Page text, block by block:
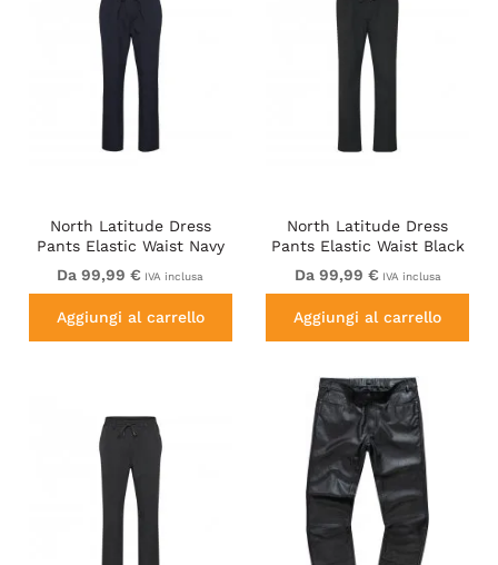
North Latitude Dress
Pants Elastic Waist Navy
Blue
Da 99,99 € IVA inclusa
Aggiungi al carrello
North Latitude Dress
Pants Elastic Waist Black
Da 99,99 € IVA inclusa
Aggiungi al carrello